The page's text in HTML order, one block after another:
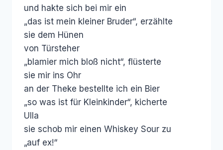
und hakte sich bei mir ein
„das ist mein kleiner Bruder“, erzählte
sie dem Hünen
von Türsteher
„blamier mich bloß nicht“, flüsterte
sie mir ins Ohr
an der Theke bestellte ich ein Bier
„so was ist für Kleinkinder“, kicherte
Ulla
sie schob mir einen Whiskey Sour zu
„auf ex!“